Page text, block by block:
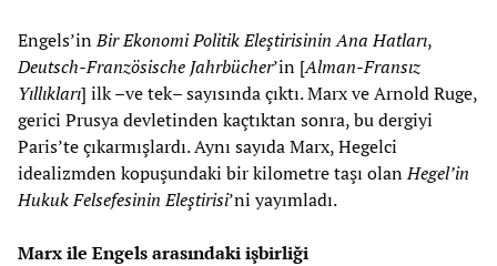
Engels’inBir Ekonomi Politik Eleştirisinin Ana Hatları,
Deutsch-Französische Jahrbücher’in [Alman-Fransız
Yıllıkları] ilk –ve tek– sayısında çıktı. Marx ve Arnold Ruge,
gerici Prusya devletinden kaçtıktan sonra, bu dergiyi
Paris’te çıkarmışlardı. Aynı sayıda Marx, Hegelci
idealizmden kopuşundaki bir kilometre taşı olanHegel’in
Hukuk Felsefesinin Eleştirisi’ni yayımladı.
Marx ile Engels arasındaki işbirliği